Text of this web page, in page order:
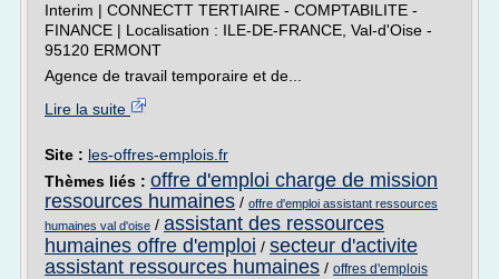
Interim | CONNECTT TERTIAIRE - COMPTABILITE -
FINANCE | Localisation : ILE-DE-FRANCE, Val-d'Oise -
95120 ERMONT
Agence de travail temporaire et de...
Lire la suite
Site : les-offres-emplois.fr
Thèmes liés : offre d'emploi charge de mission
ressources humaines / offre d'emploi assistant ressources
humaines val d'oise / assistant des ressources
humaines offre d'emploi / secteur d'activite
assistant ressources humaines / offres d'emplois